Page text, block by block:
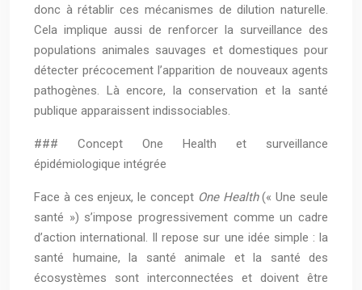
donc à rétablir ces mécanismes de dilution naturelle.
Cela implique aussi de renforcer la surveillance des
populations animales sauvages et domestiques pour
détecter précocement l’apparition de nouveaux agents
pathogènes. Là encore, la conservation et la santé
publique apparaissent indissociables.
### Concept One Health et surveillance
épidémiologique intégrée
Face à ces enjeux, le concept One Health(« Une seule
santé ») s’impose progressivement comme un cadre
d’action international. Il repose sur une idée simple : la
santé humaine, la santé animale et la santé des
écosystèmes sont interconnectées et doivent être